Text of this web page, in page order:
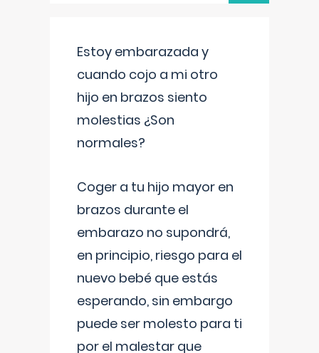
Estoy embarazada y
cuando cojo a mi otro
hijo en brazos siento
molestias ¿Son
normales?
Coger a tu hijo mayor en
brazos durante el
embarazo no supondrá,
en principio, riesgo para el
nuevo bebé que estás
esperando, sin embargo
puede ser molesto para ti
por el malestar que